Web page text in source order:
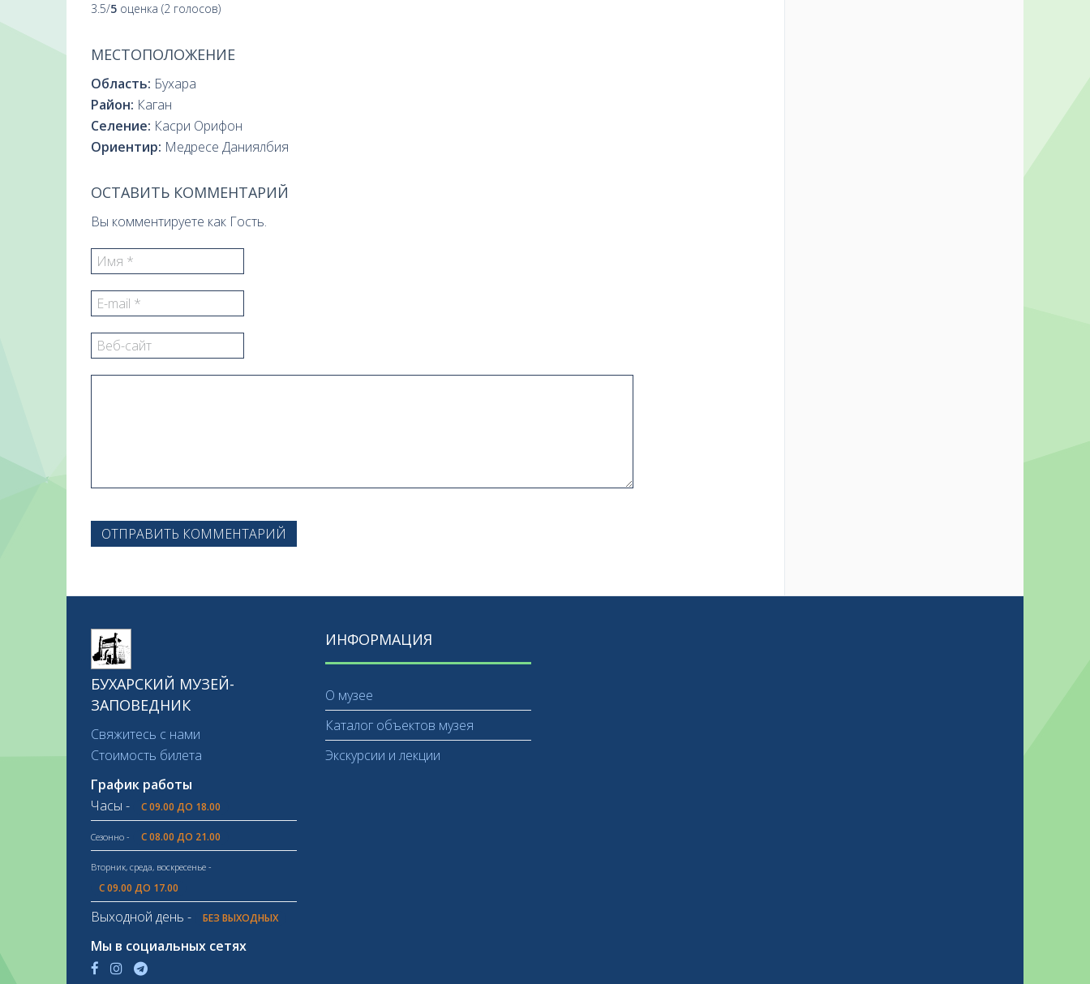
3.5/5 оценка (2 голосов)
МЕСТОПОЛОЖЕНИЕ
Область: Бухара
Район: Каган
Селение: Касри Орифон
Ориентир: Медресе Даниялбия
ОСТАВИТЬ КОММЕНТАРИЙ
Вы комментируете как Гость.
ОТПРАВИТЬ КОММЕНТАРИЙ
БУХАРСКИЙ МУЗЕЙ-
ЗАПОВЕДНИК
Свяжитесь с нами
Стоимость билета
График работы
Часы -
С 09.00 ДО 18.00
Сезонно - С 08.00 ДО 21.00
Вторник, среда, воскресенье -
С 09.00 ДО 17.00
Выходной день - БЕЗ ВЫХОДНЫХ
Мы в социальных сетях
ИНФОРМАЦИЯ
О музее
Каталог объектов музея
Экскурсии и лекции